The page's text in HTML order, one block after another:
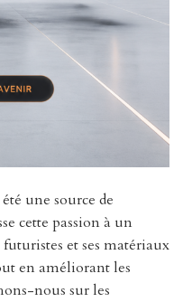
une source de
cette passion à un
et ses matériaux
en améliorant les
nous sur les